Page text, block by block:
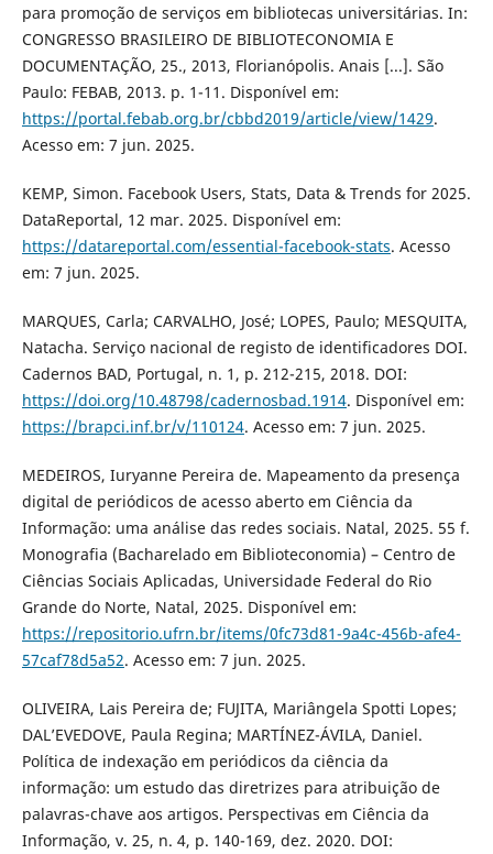
para promoção de serviços em bibliotecas universitárias. In:
CONGRESSO BRASILEIRO DE BIBLIOTECONOMIA E
DOCUMENTAÇÃO, 25., 2013, Florianópolis. Anais [...]. São
Paulo: FEBAB, 2013. p. 1-11. Disponível em:
https://portal.febab.org.br/cbbd2019/article/view/1429.
Acesso em: 7 jun. 2025.
KEMP, Simon. Facebook Users, Stats, Data & Trends for 2025.
DataReportal, 12 mar. 2025. Disponível em:
https://datareportal.com/essential-facebook-stats. Acesso
em: 7 jun. 2025.
MARQUES, Carla; CARVALHO, José; LOPES, Paulo; MESQUITA,
Natacha. Serviço nacional de registo de identificadores DOI.
Cadernos BAD, Portugal, n. 1, p. 212-215, 2018. DOI:
https://doi.org/10.48798/cadernosbad.1914. Disponível em:
https://brapci.inf.br/v/110124. Acesso em: 7 jun. 2025.
MEDEIROS, Iuryanne Pereira de. Mapeamento da presença
digital de periódicos de acesso aberto em Ciência da
Informação: uma análise das redes sociais. Natal, 2025. 55 f.
Monografia (Bacharelado em Biblioteconomia) – Centro de
Ciências Sociais Aplicadas, Universidade Federal do Rio
Grande do Norte, Natal, 2025. Disponível em:
https://repositorio.ufrn.br/items/0fc73d81-9a4c-456b-afe4-
57caf78d5a52. Acesso em: 7 jun. 2025.
OLIVEIRA, Lais Pereira de; FUJITA, Mariângela Spotti Lopes;
DAL’EVEDOVE, Paula Regina; MARTÍNEZ-ÁVILA, Daniel.
Política de indexação em periódicos da ciência da
informação: um estudo das diretrizes para atribuição de
palavras-chave aos artigos. Perspectivas em Ciência da
Informação, v. 25, n. 4, p. 140-169, dez. 2020. DOI: